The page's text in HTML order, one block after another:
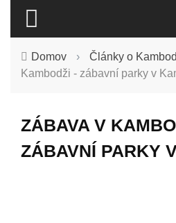
Domov › Články o
Kambodži - zábavní parky v
ZÁBAVA V
ZÁBAVNÍ PARKY